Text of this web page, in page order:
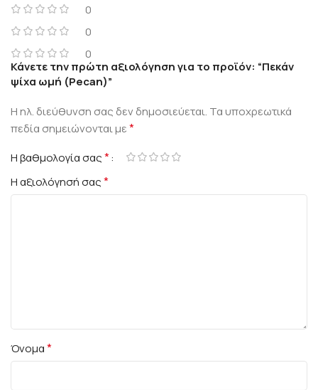
0
0
0
Κάνετε την πρώτη αξιολόγηση για το προϊόν: “Πεκάν
ψίχα ωμή (Pecan)”
Η ηλ. διεύθυνση σας δεν δημοσιεύεται. Τα υποχρεωτικά
πεδία σημειώνονται με*
Η βαθμολογία σας*
Η αξιολόγησή σας*
Όνομα*